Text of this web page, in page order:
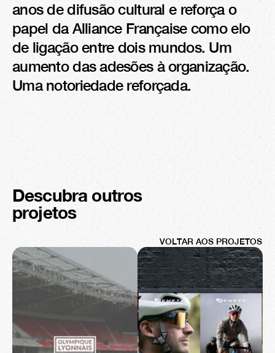
anos de difusão cultural e reforça o
papel da Alliance Française como elo
de ligação entre dois mundos. Um
aumento das adesões à organização.
Uma notoriedade reforçada.
Descubra outros
projetos
VOLTAR AOS PROJETOS